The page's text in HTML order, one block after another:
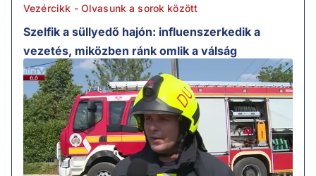
Vezércikk - Olvasunk a sorok között
Szelfik a süllyedő hajón: influenszerkedik a
vezetés, miközben ránk omlik a válság